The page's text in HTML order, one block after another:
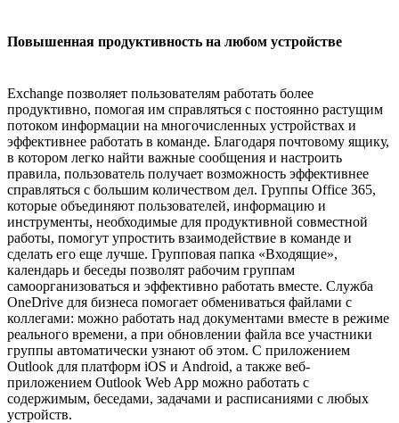
Повышенная продуктивность на любом устройстве
Exchange позволяет пользователям работать более
продуктивно, помогая им справляться с постоянно растущим
потоком информации на многочисленных устройствах и
эффективнее работать в команде. Благодаря почтовому ящику,
в котором легко найти важные сообщения и настроить
правила, пользователь получает возможность эффективнее
справляться с большим количеством дел. Группы Office 365,
которые объединяют пользователей, информацию и
инструменты, необходимые для продуктивной совместной
работы, помогут упростить взаимодействие в команде и
сделать его еще лучше. Групповая папка «Входящие»,
календарь и беседы позволят рабочим группам
самоорганизоваться и эффективно работать вместе. Служба
OneDrive для бизнеса помогает обмениваться файлами с
коллегами: можно работать над документами вместе в режиме
реального времени, а при обновлении файла все участники
группы автоматически узнают об этом. С приложением
Outlook для платформ iOS и Android, а также веб-
приложением Outlook Web App можно работать с
содержимым, беседами, задачами и расписаниями с любых
устройств.